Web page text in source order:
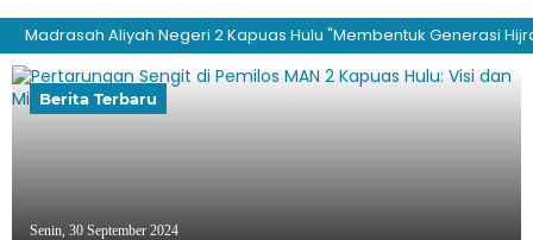
Aliyah Negeri 2 Kapuas Hulu "Membentuk Generasi Hijrah
Berita Terbaru
Senin, 30 September 2024